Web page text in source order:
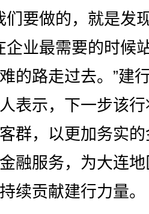
们要做的，就是发
企业最需要的时候
的路走过去。”建
表示，下一步该
群，以更加务实
融服务，为大连
续贡献建行力量。